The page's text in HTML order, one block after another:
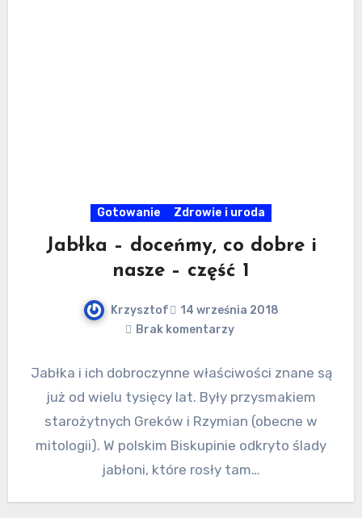
Gotowanie Zdrowie i uroda
Jabłka – doceńmy, co dobre i
nasze – część 1
Krzysztof
14 września 2018
Brak komentarzy
Jabłka i ich dobroczynne właściwości znane są
już od wielu tysięcy lat. Były przysmakiem
starożytnych Greków i Rzymian (obecne w
mitologii). W polskim Biskupinie odkryto ślady
jabłoni, które rosły tam…